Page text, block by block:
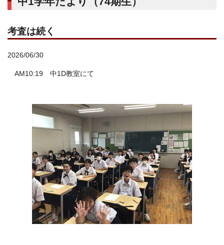
考査は続く
2026/06/30
AM10:19 中1D教室にて